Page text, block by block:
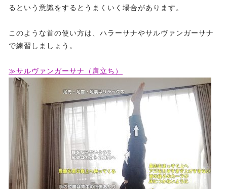
るという意識をするとうまくいく場合があります。
このような首の使い方は、ハラーサナやサルヴァンガーサナ
で練習しましょう。
≫サルヴァンガーサナ（肩立ち）